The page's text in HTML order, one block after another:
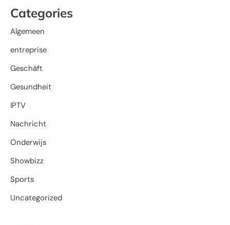
Categories
Algemeen
entreprise
Geschäft
Gesundheit
IPTV
Nachricht
Onderwijs
Showbizz
Sports
Uncategorized